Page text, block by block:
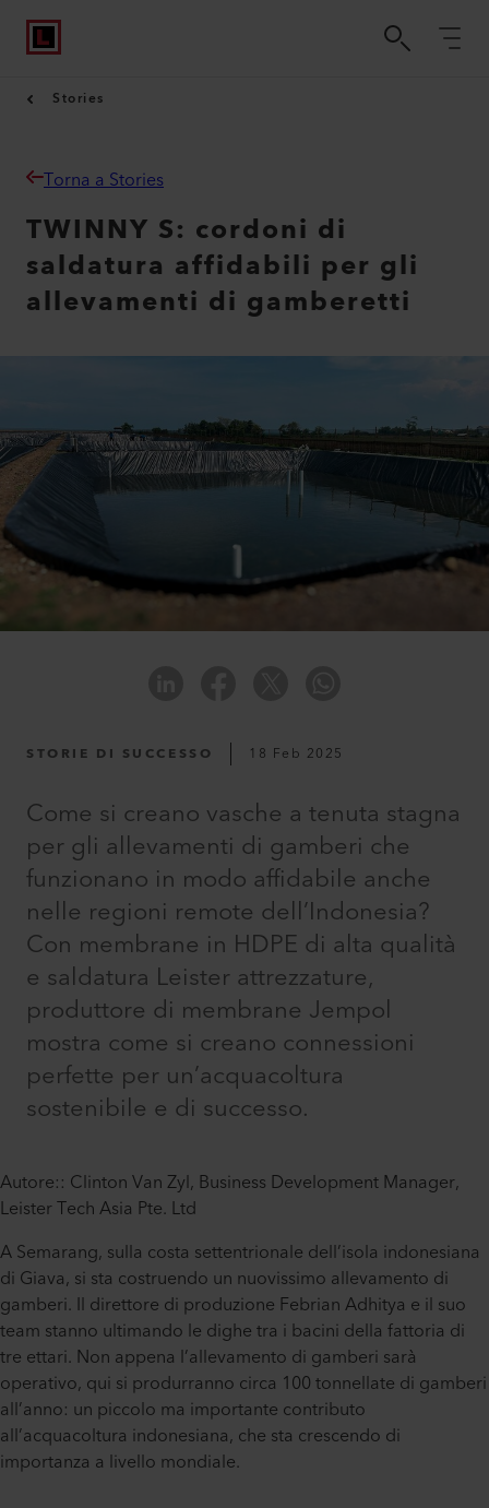
Stories
Torna a Stories
TWINNY S: cordoni di
saldatura affidabili per gli
allevamenti di gamberetti
STORIE DI SUCCESSO 18 Feb 2025
Come si creano vasche a tenuta stagna
per gli allevamenti di gamberi che
funzionano in modo affidabile anche
nelle regioni remote dell’Indonesia?
Con membrane in HDPE di alta qualità
e saldatura Leister attrezzature,
produttore di membrane Jempol
mostra come si creano connessioni
perfette per un’acquacoltura
sostenibile e di successo.
Autore:: Clinton Van Zyl, Business Development Manager,
Leister Tech Asia Pte. Ltd
A Semarang, sulla costa settentrionale dell’isola indonesiana
di Giava, si sta costruendo un nuovissimo allevamento di
gamberi. Il direttore di produzione Febrian Adhitya e il suo
team stanno ultimando le dighe tra i bacini della fattoria di
tre ettari. Non appena l’allevamento di gamberi sarà
operativo, qui si produrranno circa 100 tonnellate di gamberi
all’anno: un piccolo ma importante contributo
all’acquacoltura indonesiana, che sta crescendo di
importanza a livello mondiale.